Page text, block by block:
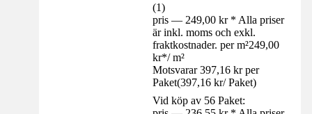
(1)
pris — 249,00 kr * Alla priser
är inkl. moms och exkl.
fraktkostnader. per m²249,00
kr*/ m²
Motsvarar 397,16 kr per
Paket(397,16 kr/ Paket)
Vid köp av 56 Paket: